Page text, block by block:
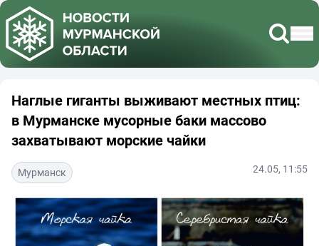
Наглые гиганты выживают местных птиц:
в Мурманске мусорные баки массово
захватывают морские чайки
Мурманск 24.05, 11:55